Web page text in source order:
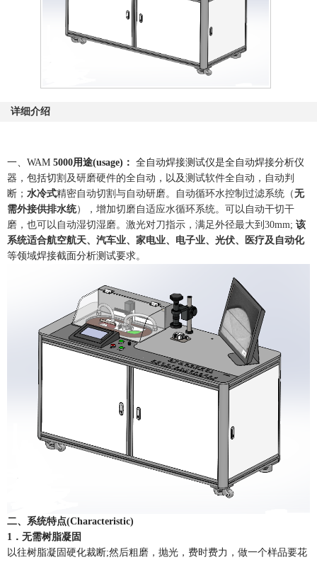
详细介绍
一、WAM 5000用途(usage) ： 全自动焊接测试仪是全自动焊接分析仪
器，包括切割及研磨硬件的全自动 ，以及测试软件全自动，自动判
断； 水冷式精密自动切割与自动研磨。自动循环水控制过滤系统 （无
需外接供排水统）
，增加切磨自适应水循环系统。可以自动干切干
磨，也可以自动湿切湿磨 。激光对刀指示， 满足外径最大到 30mm; 该
系统适合航空航天、汽车业、家电业、电子业、 光伏、
医疗及自动化
等领域焊接截面分析测试要求。
二、系统特点(Characteristic)
1 ．无需树脂凝固
以往树脂凝固硬化裁断;然后粗磨，抛光，费时费力，做一个样品要花